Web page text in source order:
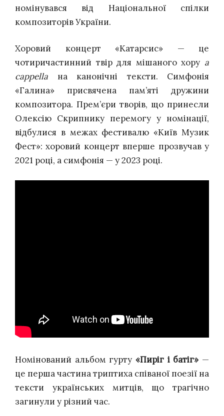
номінувався від Національної спілки
композиторів України.
Хоровий концерт «Катарсис» — це
чотиричастинний твір для мішаного хору a
cappella на канонічні тексти. Симфонія
«Галина» присвячена пам’яті дружини
композитора. Прем’єри творів, що принесли
Олексію Скрипнику перемогу у номінації,
відбулися в межах фестивалю «Київ Музик
Фест»: хоровий концерт вперше прозвучав у
2021 році, а симфонія — у 2023 році.
Номінований альбом гурту «Пиріг і батіг» —
це перша частина триптиха співаної поезії на
тексти українських митців, що трагічно
загинули у різний час.